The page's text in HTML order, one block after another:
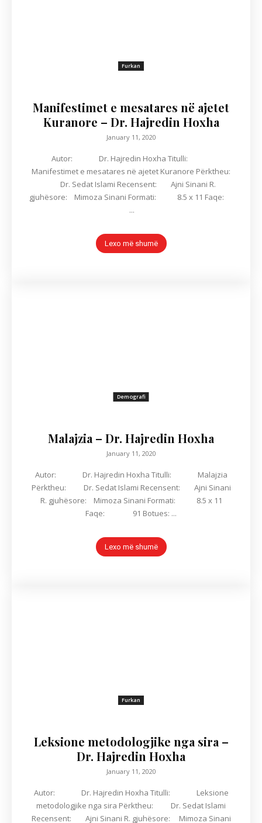
Furkan
Manifestimet e mesatares në ajetet
Kuranore – Dr. Hajredin Hoxha
January 11, 2020
Autor: Dr. Hajredin Hoxha Titulli:
Manifestimet e mesatares në ajetet Kuranore Përktheu:
Dr. Sedat Islami Recensent: Ajni Sinani R.
gjuhësore: Mimoza Sinani Formati: 8.5 x 11 Faqe:
...
Lexo më shumë
Demografi
Malajzia – Dr. Hajredin Hoxha
January 11, 2020
Autor: Dr. Hajredin Hoxha Titulli: Malajzia
Përktheu: Dr. Sedat Islami Recensent: Ajni Sinani
R. gjuhësore: Mimoza Sinani Formati: 8.5 x 11
Faqe: 91 Botues: ...
Lexo më shumë
Furkan
Leksione metodologjike nga sira –
Dr. Hajredin Hoxha
January 11, 2020
Autor: Dr. Hajredin Hoxha Titulli: Leksione
metodologjike nga sira Përktheu: Dr. Sedat Islami
Recensent: Ajni Sinani R. gjuhësore: Mimoza Sinani